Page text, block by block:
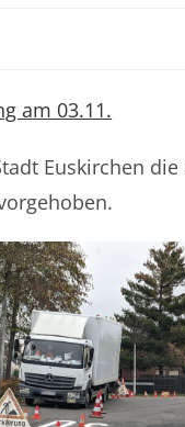
am 03.11.
Euskirchen